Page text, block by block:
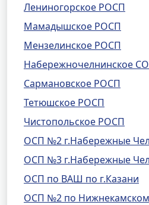
Лениногорское РОСП
Мамадышское РОСП
Мензелинское РОСП
Набережночелнинское
Сармановское РОСП
Тетюшское РОСП
Чистопольское РОСП
ОСП №2 г.Набережные
ОСП №3 г.Набережные
ОСП по ВАШ по г.Казани
ОСП №2 по